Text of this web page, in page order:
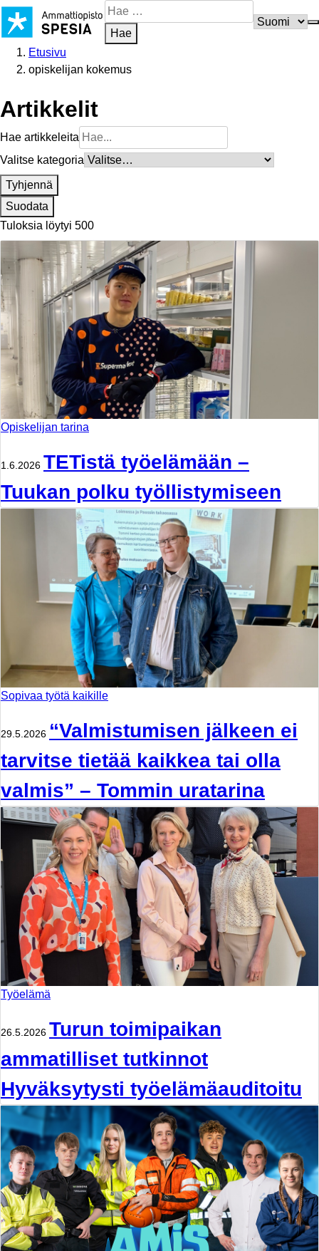
Siirry
sisältöön
Hae
sivustosta
Hae
Etusivu
opiskelijan kokemus
Artikkelit
Hae artikkeleita
Valitse kategoria
Tyhjennä
Suodata
Tuloksia löytyi 500
Opiskelijan tarina
1.6.2026 TETistä työelämään –
Tuukan polku työllistymiseen
Sopivaa työtä kaikille
29.5.2026 “Valmistumisen jälkeen ei
tarvitse tietää kaikkea tai olla
valmis” – Tommin uratarina
Työelämä
26.5.2026 Turun toimipaikan
ammatilliset tutkinnot
Hyväksytysti työelämäauditoitu